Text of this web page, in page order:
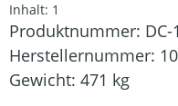
Inhalt: 1
Produktnummer:
Herstellernummer:
Gewicht: 471 kg